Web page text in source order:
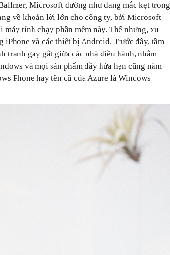
Microsoft dường như đang mắc kẹt trong
về khoản lời lớn cho công ty, bởi Microsoft
tính chạy phần mềm này. Thế nhưng, xu
iPhone và các thiết bị Android. Trước đây, tầm
tranh gay gắt giữa các nhà điều hành, nhằm
và mọi sản phẩm đầy hứa hẹn cũng nằm
Phone hay tên cũ của Azure là Windows